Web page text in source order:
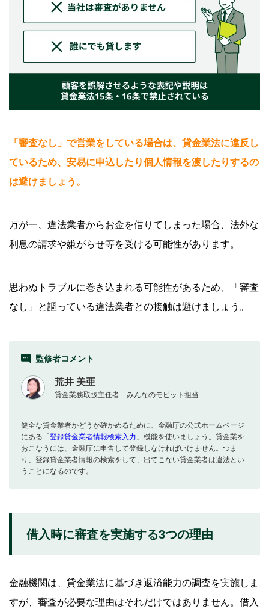
「審査なし」で営業をしている場合は、貸金業法に違反し
ているため、安易に申込したり個人情報を渡したりするの
は避けましょう。
万が一、違法業者からお金を借りてしまった場合、法外な
利息の請求や嫌がらせ等を受ける可能性があります。
思わぬトラブルに巻き込まれる可能性があるため、「審査
なし」と謳っている違法業者との接触は避けましょう。
監修者コメント
荒井 美亜
貸金業務取扱主任者 みんなのモビット担当
健全な貸金業者かどうか確かめるために、金融庁の公式ホームページ
にある「 登録貸金業者情報検索入力 」機能を使いましょう。貸金業を
おこなうには、金融庁に申告して登録しなければいけません。つま
り、登録貸金業者情報の検索をして、出てこない貸金業者は違法とい
うことになるのです。
借入時に審査を実施する3つの理由
金融機関は、貸金業法に基づき返済能力の調査を実施しま
すが、審査が必要な理由はそれだけではありません。借入